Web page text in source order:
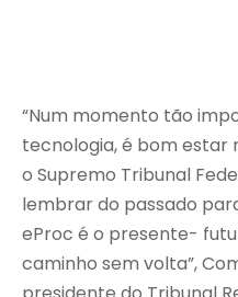
“Num momento tão
tecnologia, é bom estar
o Supremo Tribunal
lembrar do passado
eProc é o presente-
caminho sem volta”,